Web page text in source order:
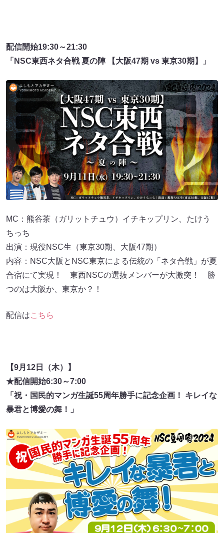
配信開始19:30～21:30
「NSC東西ネタ合戦 夏の陣 【大阪47期 vs 東京30期】」
MC：熊谷茶（ガリットチュウ）イチキップリン、たけう
ちっち
出演：現役NSC生（東京30期、大阪47期）
内容：NSC大阪とNSC東京による伝統の「ネタ合戦」が夏
合宿にて実現！ 東西NSCの選抜メンバーが大激突！ 勝
つのは大阪か、東京か？！
配信はこちら
【9月12日（木）】
★配信開始6:30～7:00
「祝・国民的マンガ生誕55周年勝手に記念企画！ キレイな
暴君と博愛の舞！」